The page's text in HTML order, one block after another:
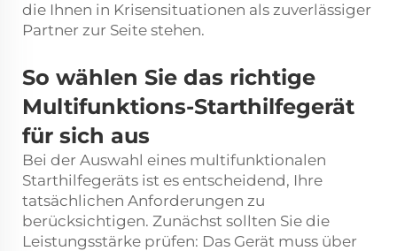
die Ihnen in Krisensituationen als zuverlässiger
Partner zur Seite stehen.
So wählen Sie das richtige
Multifunktions-Starthilfegerät
für sich aus
Bei der Auswahl eines multifunktionalen
Starthilfegeräts ist es entscheidend, Ihre
tatsächlichen Anforderungen zu
berücksichtigen. Zunächst sollten Sie die
Leistungsstärke prüfen: Das Gerät muss über